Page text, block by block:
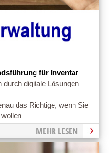
für Inventar
durch digitale Lösungen
das Richtige, wenn Sie
wollen
MEHR LESEN